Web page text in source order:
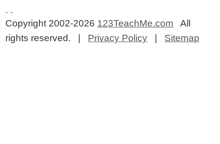
Copyright 2002-2026 123TeachMe.com All
rights reserved. | Privacy Policy Sitemap